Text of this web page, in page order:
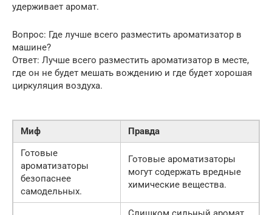
удерживает аромат.
Вопрос: Где лучше всего разместить ароматизатор в
машине?
Ответ: Лучше всего разместить ароматизатор в месте,
где он не будет мешать вождению и где будет хорошая
циркуляция воздуха.
Миф
Правда
Готовые
ароматизаторы
безопаснее
самодельных.
Готовые ароматизаторы
могут содержать вредные
химические вещества.